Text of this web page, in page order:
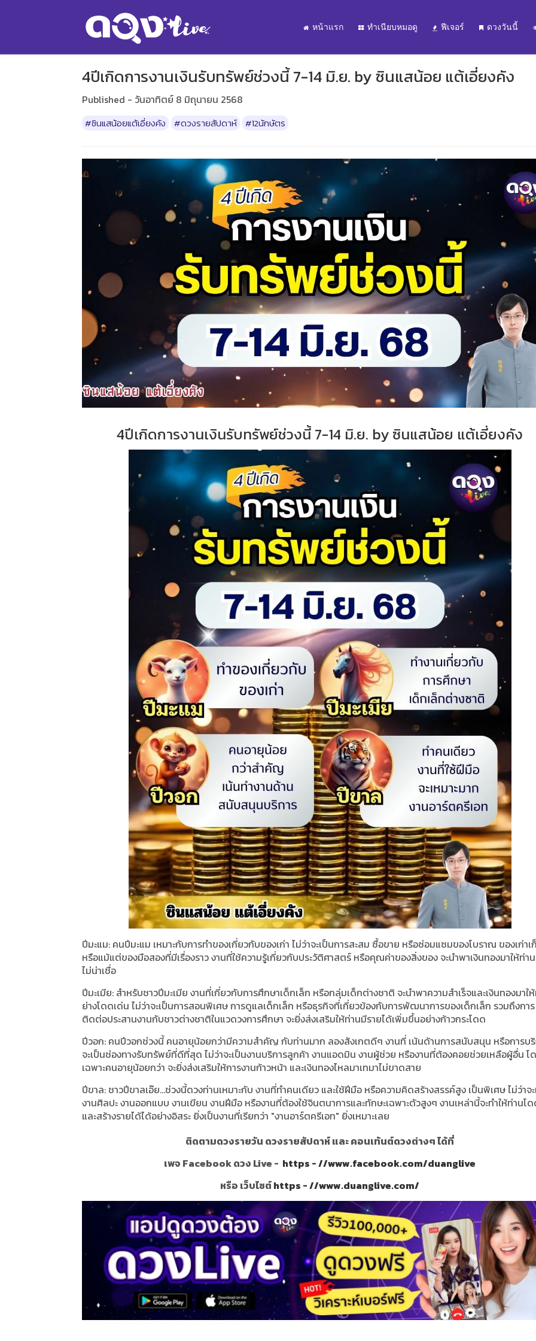
หน้าแรก ทำเนียบหมอดู ฟีเจอร์ ดวงวันนี้
4ปีเกิดการงานเงินรับทรัพย์ช่วงนี้ 7-14 มิ.ย. by ซินแสน้อย แต้เอี่ยงคัง
Published - วันอาทิตย์ 8 มิถุนายน 2568
#ซินแสน้อยแต้เอี่ยงคัง #ดวงรายสัปดาห์ #12นักษัตร
4ปีเกิดการงานเงินรับทรัพย์ช่วงนี้ 7-14 มิ.ย. by ซินแสน้อย แต้เอี่ยงคัง
ปีมะแม: คนปีมะแม เหมาะกับการทำของเกี่ยวกับของเก่า ไม่ว่าจะเป็นการสะสม ซื้อขาย หรือซ่อมแซมของโบราณ ของเก่าเ
หรือแม้แต่ของมือสองที่มีเรื่องราว งานที่ใช้ความรู้เกี่ยวกับประวัติศาสตร์ หรือคุณค่าของสิ่งของ จะนำพาเงินทองมาให้ท่า
ไม่น่าเชื่อ
ปีมะเมีย: สำหรับชาวปีมะเมีย งานที่เกี่ยวกับการศึกษาเด็กเล็ก หรือกลุ่มเด็กต่างชาติ จะนำพาความสำเร็จและเงินทองมาใ
ย่างโดดเด่น ไม่ว่าจะเป็นการสอนพิเศษ การดูแลเด็กเล็ก หรือธุรกิจที่เกี่ยวข้องกับการพัฒนาการของเด็กเล็ก รวมถึงการ
ติดต่อประสานงานกับชาวต่างชาติในแวดวงการศึกษา จะยิ่งส่งเสริมให้ท่านมีรายได้เพิ่มขึ้นอย่างก้าวกระโดด
ปีวอก: คนปีวอกช่วงนี้ คนอายุน้อยกว่ามีความสำคัญ กับท่านมาก ลองสังเกตดีๆ งานที่ เน้นด้านการสนับสนุน หรือการบ
จะเป็นช่องทางรับทรัพย์ที่ดีที่สุด ไม่ว่าจะเป็นงานบริการลูกค้า งานแอดมิน งานผู้ช่วย หรืองานที่ต้องคอยช่วยเหลือผู้อื่น โ
เฉพาะคนอายุน้อยกว่า จะยิ่งส่งเสริมให้การงานก้าวหน้า และเงินทองไหลมาเทมาไม่ขาดสาย
ปีขาล: ชาวปีขาลเอ๊ย...ช่วงนี้ดวงท่านเหมาะกับ งานที่ทำคนเดียว และใช้ฝีมือ หรือความคิดสร้างสรรค์สูง เป็นพิเศษ ไม่ว่าจ
งานศิลปะ งานออกแบบ งานเขียน งานฝีมือ หรืองานที่ต้องใช้จินตนาการและทักษะเฉพาะตัวสูงๆ งานเหล่านี้จะทำให้ท่านโ
และสร้างรายได้ได้อย่างอิสระ ยิ่งเป็นงานที่เรียกว่า "งานอาร์ตครีเอท" ยิ่งเหมาะเลย
ติดตามดวงรายวัน ดวงรายสัปดาห์ และ คอนเท้นต์ดวงต่างๆ ได้ที่
เพจ Facebook ดวง Live - https - //www.facebook.com/duanglive
หรือ เว็บไซต์https - //www.duanglive.com/